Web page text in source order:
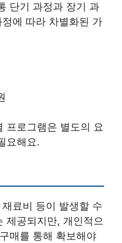
단기 과정과 장기 과
에 따라 차별화된 가
프로그램은 별도의 요
요해요.
료비 등이 발생할 수
제공되지만, 개인적으
매를 통해 확보해야